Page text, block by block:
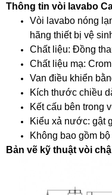
Thông tin vòi lavabo
Vòi lavabo nóng
hãng thiết bị vệ
Chất liệu: Đồng
Chất liệu mạ:
Van điều khiển
Kích thước chiều
Kết cấu bên trong
Kiểu xả nước: gật
Không bao gồm
Bản vẽ kỹ thuật vòi